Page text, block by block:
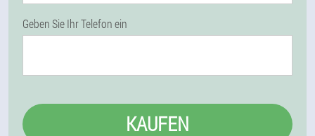
Geben Sie Ihr Telefon ein
KAUFEN